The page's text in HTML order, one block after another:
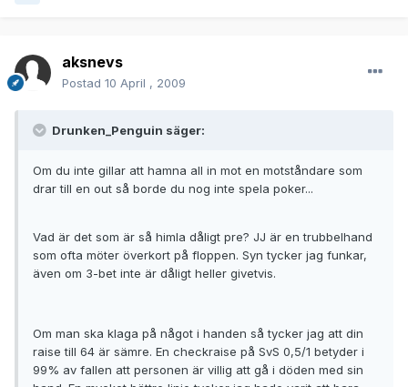
aksnevs
Postad 10 April , 2009
Drunken_Penguin säger:
Om du inte gillar att hamna all in mot en motståndare som
drar till en out så borde du nog inte spela poker...
Vad är det som är så himla dåligt pre? JJ är en trubbelhand
som ofta möter överkort på floppen. Syn tycker jag funkar,
även om 3-bet inte är dåligt heller givetvis.
Om man ska klaga på något i handen så tycker jag att din
raise till 64 är sämre. En checkraise på SvS 0,5/1 betyder i
99% av fallen att personen är villig att gå i döden med sin